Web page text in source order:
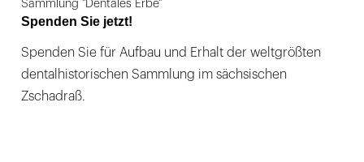
Sammlung "Dentales Erbe"
Spenden Sie jetzt!
Spenden Sie für Aufbau und Erhalt der weltgrößten
dentalhistorischen Sammlung im sächsischen
Zschadraß.